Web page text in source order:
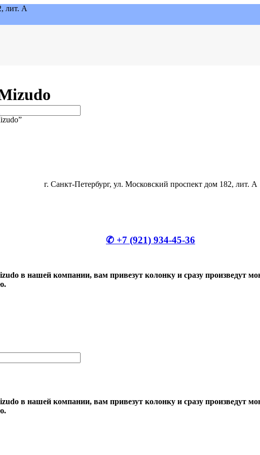
лит. А
г. Санкт-Петербург, ул. Московский проспект дом 182, лит. А
✆ +7 (921) 934-45-36
в нашей компании, вам привезут колонку и сразу произведут
в нашей компании, вам привезут колонку и сразу произведут